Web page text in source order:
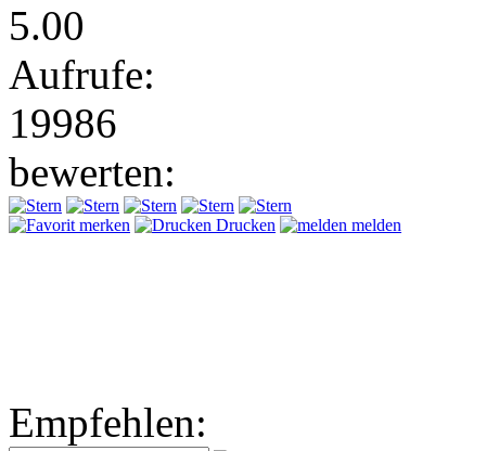
5.00
Aufrufe:
19986
bewerten:
merken Drucken melden
Empfehlen: